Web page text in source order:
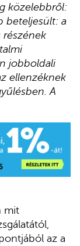
közelebbről:
beteljesült: a
részének
jobboldali
ellenzéknek
A
mit
az a